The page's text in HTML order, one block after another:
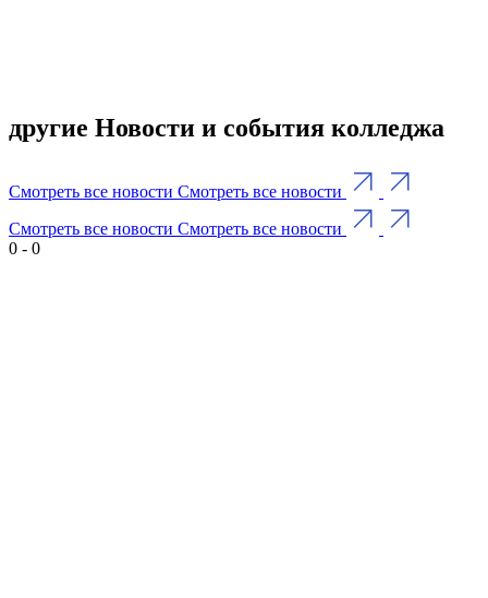
другие Новости и события колледжа
Смотреть все новости Смотреть все новости
Смотреть все новости Смотреть все новости
0 - 0